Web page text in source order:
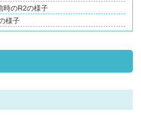
時のR2の様子
様子